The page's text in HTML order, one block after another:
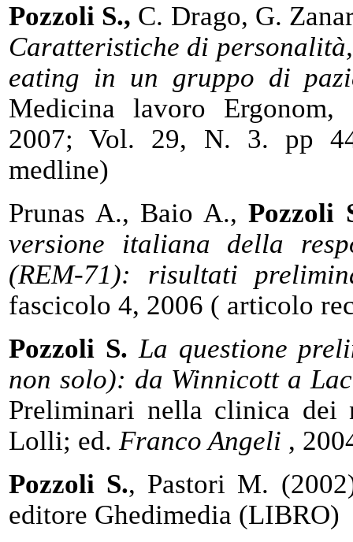
Pozzoli S., C. Drago, G.
Caratteristiche di
eating in un gruppo di
Medicina lavoro Ergonom,
2007; Vol. 29, N. 3. pp
medline)
Prunas A., Baio A., Pozzoli
versione italiana della
(REM-71): risultati
fascicolo 4, 2006 ( articolo
Pozzoli S. La questione
non solo): da Winnicott a
Preliminari nella clinica
Lolli; ed. Franco Angeli ,
Pozzoli S., Pastori M.
editore Ghedimedia (LIBRO)